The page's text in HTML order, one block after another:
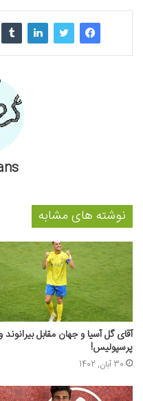
نوشته های مشابه
آقای گل آسیا و جهان مقابل بیرانوند
پرسپولیس!
30 آبان, 1402